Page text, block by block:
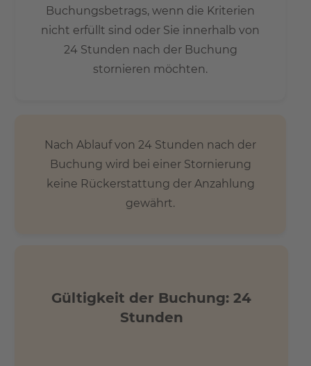
Buchungsbetrags, wenn die Kriterien
nicht erfüllt sind oder Sie innerhalb von
24 Stunden nach der Buchung
stornieren möchten.
Nach Ablauf von 24 Stunden nach der
Buchung wird bei einer Stornierung
keine Rückerstattung der Anzahlung
gewährt.
Gültigkeit der Buchung: 24
Stunden